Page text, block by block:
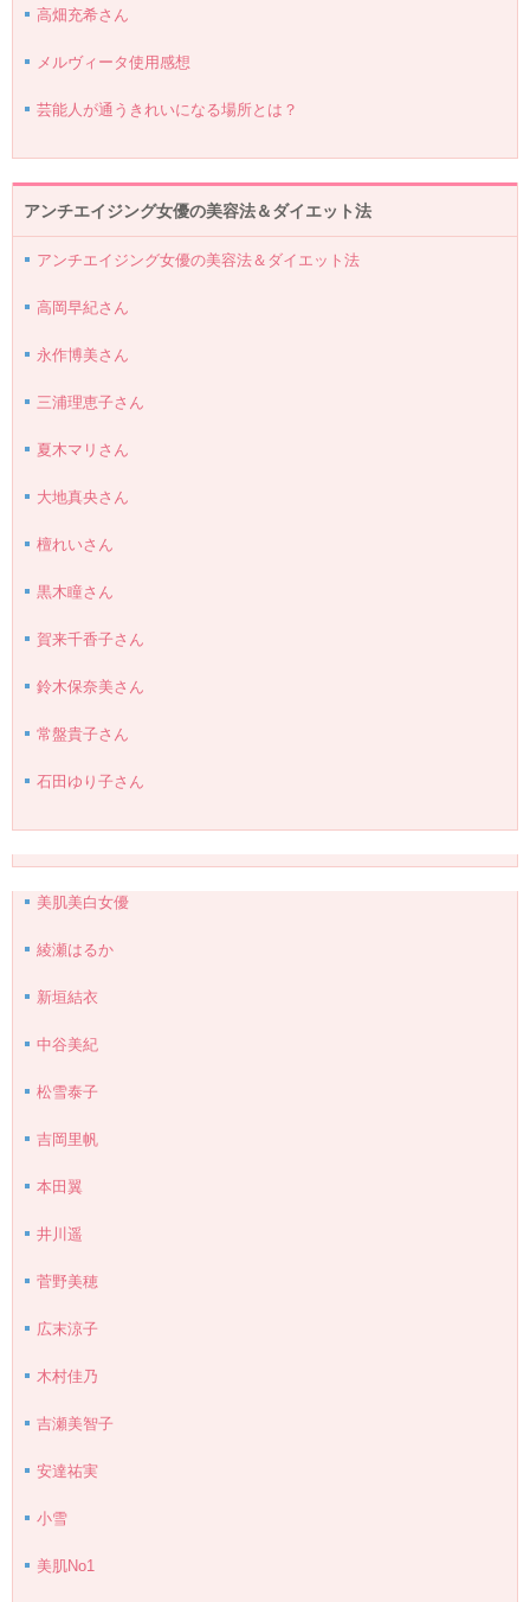
高畑充希さん
メルヴィータ使用感想
芸能人が通うきれいになる場所とは？
アンチエイジング女優の美容法＆ダイエット法
アンチエイジング女優の美容法＆ダイエット法
高岡早紀さん
永作博美さん
三浦理恵子さん
夏木マリさん
大地真央さん
檀れいさん
黒木瞳さん
賀来千香子さん
鈴木保奈美さん
常盤貴子さん
石田ゆり子さん
美肌美白女優
綾瀬はるか
新垣結衣
中谷美紀
松雪泰子
吉岡里帆
本田翼
井川遥
菅野美穂
広末涼子
木村佳乃
吉瀬美智子
安達祐実
小雪
美肌No1